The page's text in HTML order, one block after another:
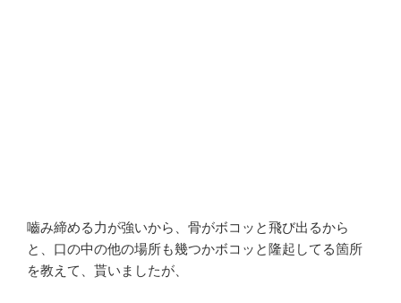
嚙み締める力が強いから、骨がボコッと飛び出るから
と、口の中の他の場所も幾つかボコッと隆起してる箇所
を教えて、貰いましたが、